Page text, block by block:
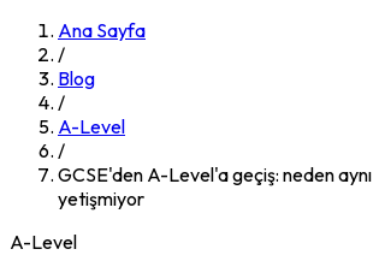
Ana Sayfa
/
Blog
/
A-Level
/
GCSE'den A-Level'a geçiş: neden
yetişmiyor
A-Level